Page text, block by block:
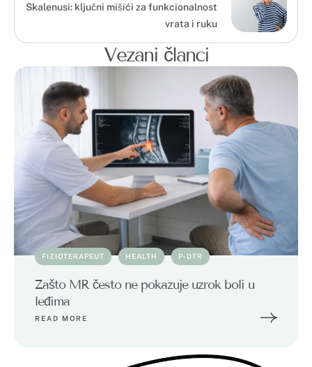
Skalenusi: ključni mišići za funkcionalnost
vrata i ruku
Vezani članci
FIZIOTERAPEUT HEALTH P-DTR
Zašto MR često ne pokazuje uzrok boli u
leđima
READ MORE